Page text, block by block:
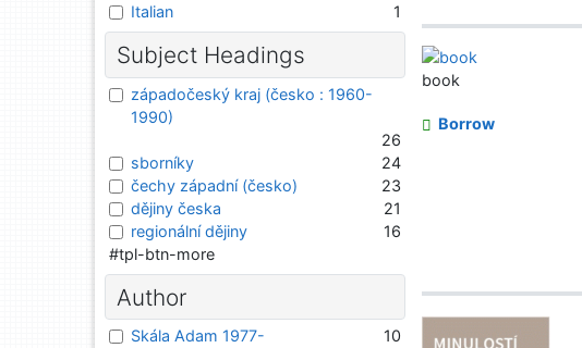
book
Borrow
Italian
1
Subject Headings
západočeský kraj (česko : 1960-
1990)
26
sborníky
24
čechy západní (česko)
23
dějiny česka
21
regionální dějiny
16
#tpl-btn-more
Author
Skála Adam 1977-
10